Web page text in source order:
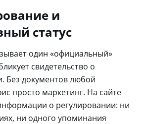
и
статус
один «официальный»
свидетельство о
Без документов любой
просто маркетинг. На сайте
о регулировании: ни
ни одного упоминания